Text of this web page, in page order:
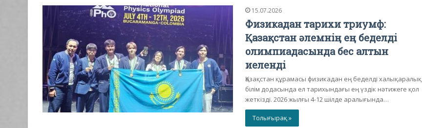
15.07.2026
Физикадан тарихи триумф:
Қазақстан әлемнің ең беделді
олимпиадасында бес алтын
иеленді
Қазақстан құрамасы физикадан ең беделді халықаралық
білім додасында ел тарихындағы ең үздік нәтижеге қол
жеткізді. 2026 жылғы 4-12 шілде аралығында…
Толығырақ »